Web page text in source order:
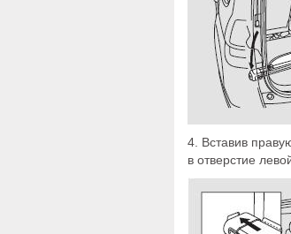
4. Вставив
в отверстие